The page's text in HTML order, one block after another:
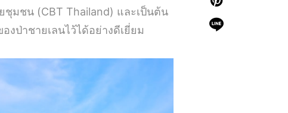
ชุมชน (CBT Thailand) และเป็นต้น
ป่าชายเลนไว้ได้อย่างดีเยี่ยม